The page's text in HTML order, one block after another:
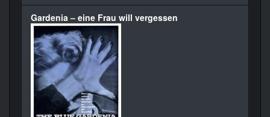
Gardenia – eine Frau will vergessen